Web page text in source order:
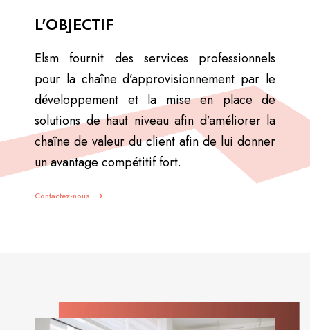
L'OBJECTIF
Elsm fournit des services professionnels
pour la chaîne d’approvisionnement par le
développement et la mise en place de
solutions de haut niveau afin d’améliorer la
chaîne de valeur du client afin de lui donner
un avantage compétitif fort.
Contactez-nous